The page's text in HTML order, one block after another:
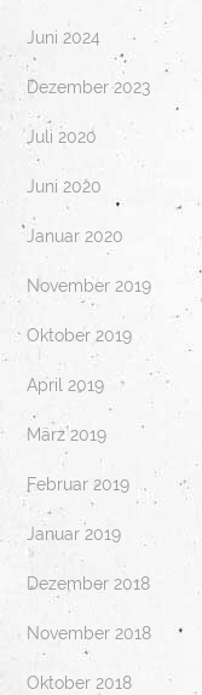
Juni 2024
Dezember 2023
Juli 2020
Juni 2020
Januar 2020
November 2019
Oktober 2019
April 2019
März 2019
Februar 2019
Januar 2019
Dezember 2018
November 2018
Oktober 2018